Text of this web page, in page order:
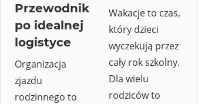
Przewodnik
po idealnej
logistyce
Organizacja
zjazdu
rodzinnego to
Wakacje to czas,
który dzieci
wyczekują przez
cały rok szkolny.
Dla wielu
rodziców to